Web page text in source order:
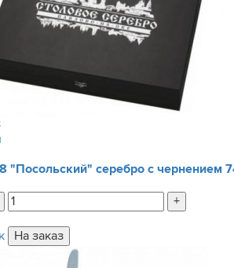
"Посольский" серебро с чернением
+